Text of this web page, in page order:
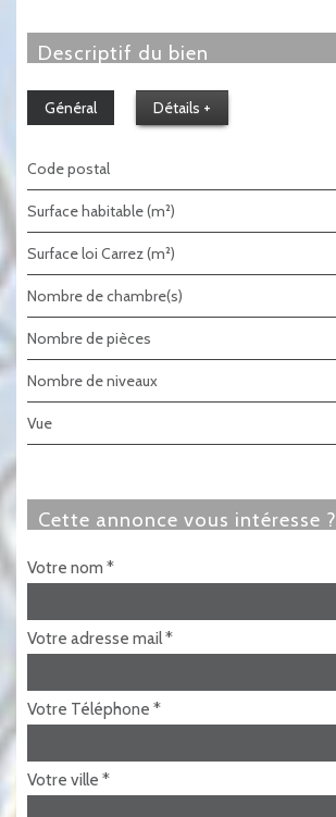
descriptif du bien
Général Détails +
Code postal
Surface habitable (m²)
Surface loi Carrez (m²)
Nombre de chambre(s)
Nombre de pièces
Nombre de niveaux
Vue
cette annonce vous intéresse ?
Votre nom *
Votre adresse mail *
Votre Téléphone *
Votre ville *